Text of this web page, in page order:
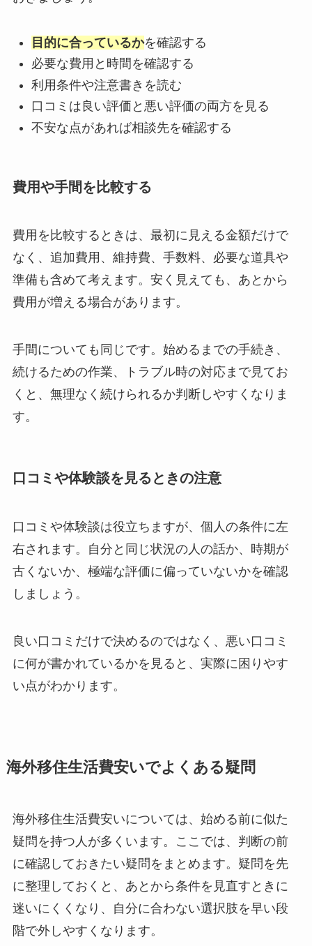
目的に合っているかを確認する
必要な費用と時間を確認する
利用条件や注意書きを読む
口コミは良い評価と悪い評価の両方を見る
不安な点があれば相談先を確認する
費用や手間を比較する
費用を比較するときは、最初に見える金額だけで
なく、追加費用、維持費、手数料、必要な道具や
準備も含めて考えます。安く見えても、あとから
費用が増える場合があります。
手間についても同じです。始めるまでの手続き、
続けるための作業、トラブル時の対応まで見てお
くと、無理なく続けられるか判断しやすくなりま
す。
口コミや体験談を見るときの注意
口コミや体験談は役立ちますが、個人の条件に左
右されます。自分と同じ状況の人の話か、時期が
古くないか、極端な評価に偏っていないかを確認
しましょう。
良い口コミだけで決めるのではなく、悪い口コミ
に何が書かれているかを見ると、実際に困りやす
い点がわかります。
海外移住生活費安いでよくある疑問
海外移住生活費安いについては、始める前に似た
疑問を持つ人が多くいます。ここでは、判断の前
に確認しておきたい疑問をまとめます。疑問を先
に整理しておくと、あとから条件を見直すときに
迷いにくくなり、自分に合わない選択肢を早い段
階で外しやすくなります。